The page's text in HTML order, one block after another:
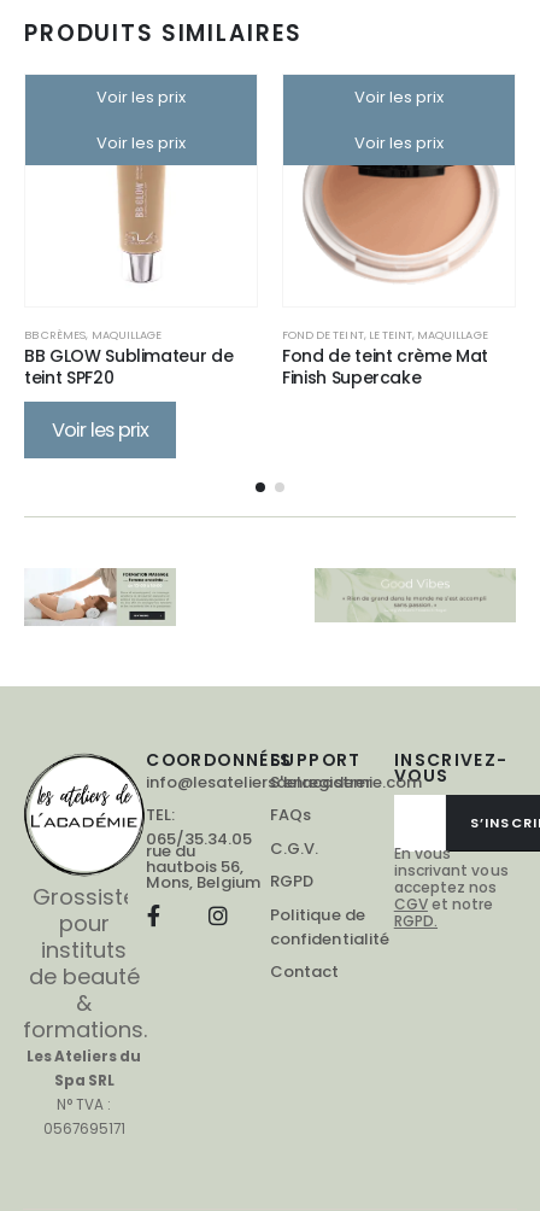
PRODUITS SIMILAIRES
Voir les prix
Voir les prix
BB CRÈMES, MAQUILLAGE
BB GLOW Sublimateur de
teint SPF20
Voir les prix
Voir les prix
Voir les prix
FOND DE TEINT, LE TEINT, MAQUILLAGE
Fond de teint crème Mat
Finish Supercake
Grossiste
pour
instituts
de beauté
&
formations.
Les Ateliers du
Spa SRL
N° TVA :
0567695171
INSCRIVEZ-
VOUS
En vous
inscrivant vous
acceptez nos
CGVet notre
RGPD.
COORDONNÉES
info@lesateliersdelacademie.com
TEL:
065/35.34.05
rue du
hautbois 56,
Mons, Belgium
SUPPORT
S'enregistrer
FAQs
C.G.V.
RGPD
Politique de
confidentialité
Contact